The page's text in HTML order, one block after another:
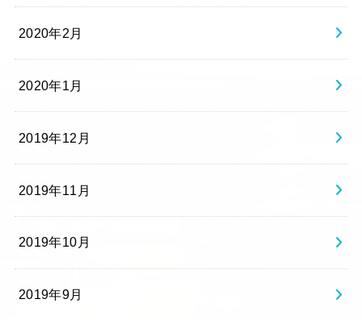
2020年2月
2020年1月
2019年12月
2019年11月
2019年10月
2019年9月